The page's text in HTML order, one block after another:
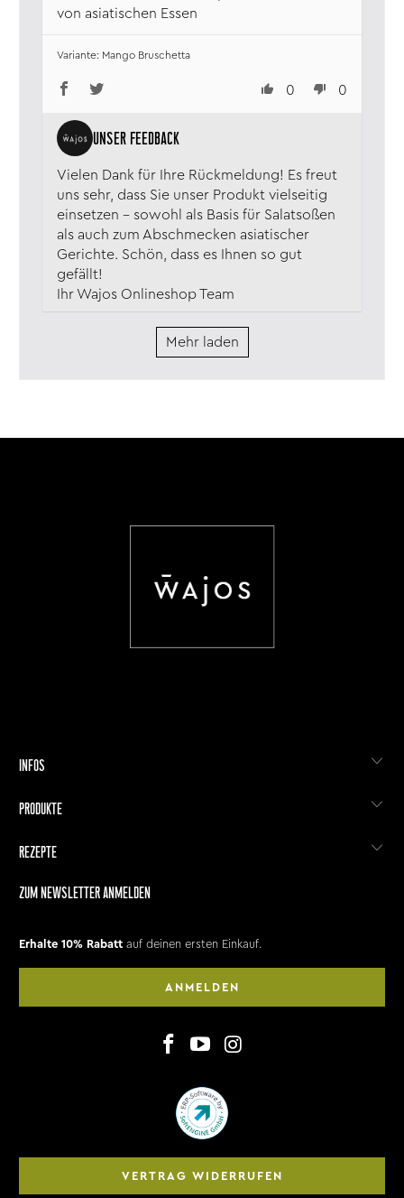
von asiatischen Essen
0 0
Vielen Dank für Ihre Rückmeldung! Es freut
uns sehr, dass Sie unser Produkt vielseitig
einsetzen – sowohl als Basis für Salatsoßen
als auch zum Abschmecken asiatischer
Gerichte. Schön, dass es Ihnen so gut
gefällt!
Ihr Wajos Onlineshop Team
Mango Bruschetta
Mehr laden
INFOS
PRODUKTE
REZEPTE
ZUM NEWSLETTER ANMELDEN
Erhalte 10% Rabatt auf deinen ersten Einkauf.
ANMELDEN
VERTRAG WIDERRUFEN